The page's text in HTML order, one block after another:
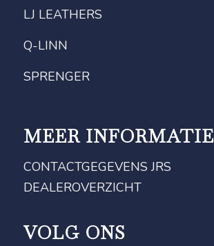
LJ LEATHERS
Q-LINN
SPRENGER
MEER INFORMATIE
CONTACTGEGEVENS JRS
DEALEROVERZICHT
VOLG ONS